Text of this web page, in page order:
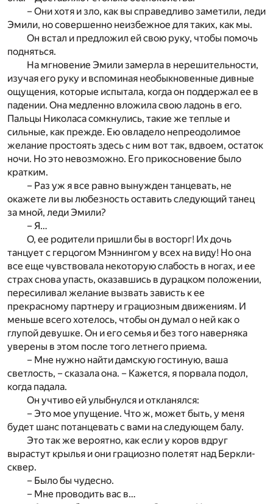
– Они хотя и зло, как вы справедливо заметили, леди
Эмили, но совершенно неизбежное для таких, как мы.
Он встал и предложил ей свою руку, чтобы помочь
подняться.
На мгновение Эмили замерла в нерешительности,
изучая его руку и вспоминая необыкновенные дивные
ощущения, которые испытала, когда он поддержал ее в
падении. Она медленно вложила свою ладонь в его.
Пальцы Николаса сомкнулись, такие же теплые и
сильные, как прежде. Ею овладело непреодолимое
желание простоять здесь с ним вот так, вдвоем, остаток
ночи. Но это невозможно. Его прикосновение было
кратким.
– Раз уж я все равно вынужден танцевать, не
окажете ли вы любезность оставить следующий танец
за мной, леди Эмили?
– Я…
О, ее родители пришли бы в восторг! Их дочь
танцует с герцогом Мэннингом у всех на виду! Но она
все еще чувствовала некоторую слабость в ногах, и ее
страх снова упасть, оказавшись в дурацком положении,
пересиливал желание вызвать зависть к ее
прекрасному партнеру и грациозным движениям. И
меньше всего хотелось, чтобы он думал о ней как о
глупой девушке. Он и его семья и без того наверняка
уверены в этом после того летнего приема.
– Мне нужно найти дамскую гостиную, ваша
светлость, – сказала она. – Кажется, я порвала подол,
когда падала.
Он учтиво ей улыбнулся и откланялся:
– Это мое упущение. Что ж, может быть, у меня
будет шанс потанцевать с вами на следующем балу.
Это так же вероятно, как если у коров вдруг
вырастут крылья и они грациозно полетят над Беркли-
сквер.
– Было бы чудесно.
– Мне проводить вас в…